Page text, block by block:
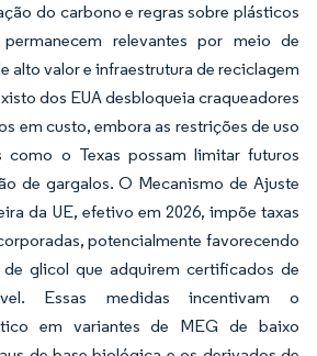
do carbono e regras sobre plásticos
relevantes por meio de
alto valor e infraestrutura de reciclagem
dos EUA desbloqueia craqueadores
em custo, embora as restrições de uso
como o Texas possam limitar futuros
de gargalos. O Mecanismo de Ajuste
da UE, efetivo em 2026, impõe taxas
potencialmente favorecendo
glicol que adquirem certificados de
Essas medidas incentivam o
em variantes de MEG de baixo